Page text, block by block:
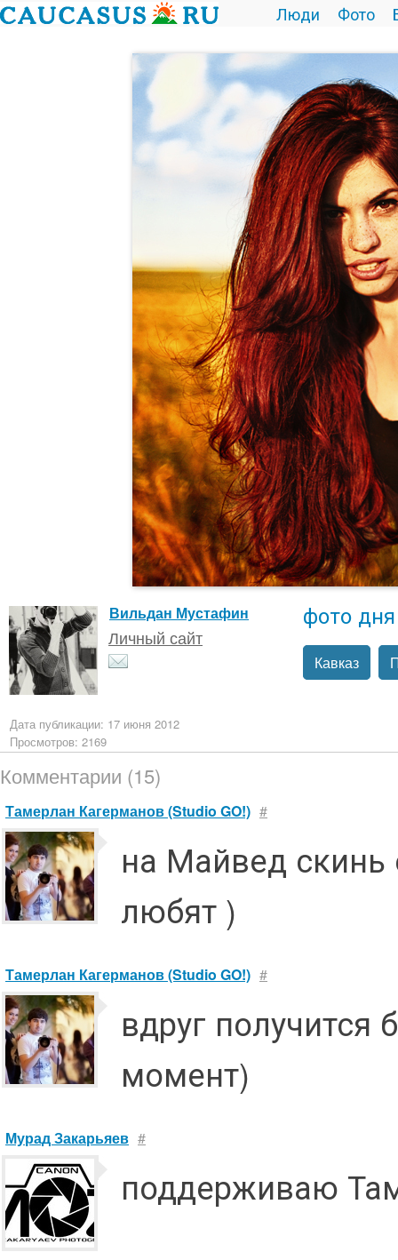
Люди Фото
Вильдан Мустафин
Личный сайт
фото
Кавказ
Дата публикации: 17 июня 2012
Просмотров: 2169
Комментарии (15)
Тамерлан Кагерманов (Studio GO!) #
на Майвед скинь
любят )
Тамерлан Кагерманов (Studio GO!) #
вдруг
момент)
Мурад Закарьяев #
поддерживаю